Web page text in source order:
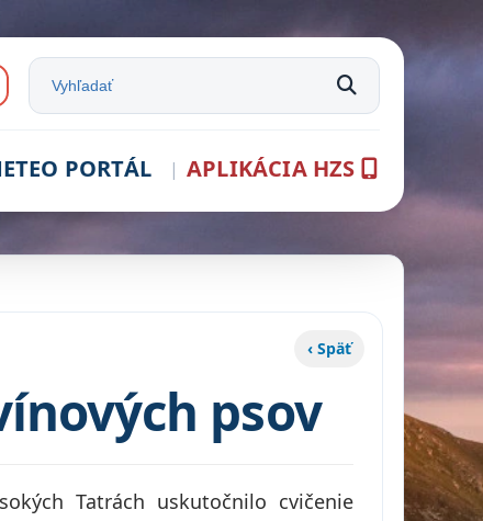
Vyhľadať na stránke
PORTÁL APLIKÁCIA HZS
‹ Späť
psov
Tatrách uskutočnilo cvičenie